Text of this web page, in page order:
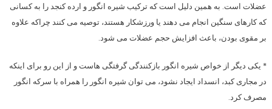
عضلات است. به همین دلیل است که ترکیب شیره انگور و ارده کنجد را به کسانی
که کارهای سنگین انجام می دهند یا ورزشکار هستند، توصیه می کنند چراکه علاوه
بر مقوی بودن، باعث افزایش حجم عضلات می شود.
* یکی دیگر از خواص شیره انگور بازکنندگی گرفتگی هاست و از این رو برای اینکه
در مجاری کبد، انسداد ایجاد نشود، می توان شیره انگور را همراه با سرکه انگور
مصرف کرد.